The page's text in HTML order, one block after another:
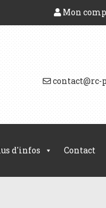
Mon
d'infos Contact